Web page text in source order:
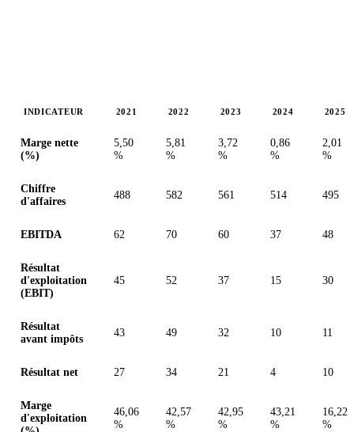
INDICATEUR 2021 2022 2023 2024 2025
Marge nette
(%)
5,50
%
5,81
%
3,72
%
0,86
%
2,01
%
Chiffre
d'affaires
488 582 561 514 495
EBITDA 62 70 60 37 48
Résultat
d'exploitation
(EBIT)
45 52 37 15 30
Résultat
avant impôts
43 49 32 10 11
Résultat net 27 34 21 4 10
Marge
d'exploitation
46,06
%
42,57
%
42,95
%
43,21
%
16,22
%